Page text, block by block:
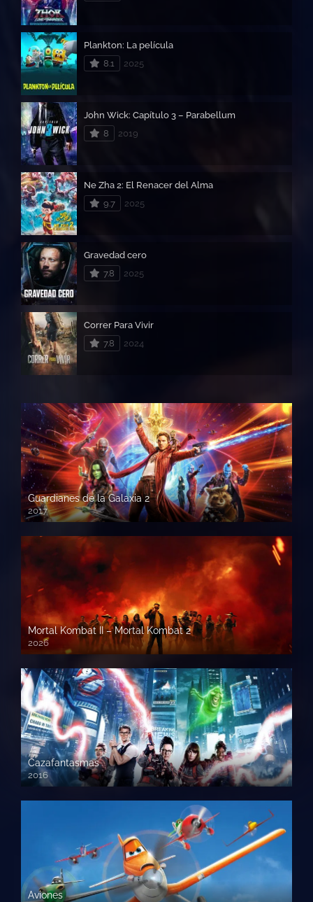
Plankton: La película
8.1
2025
John Wick: Capítulo 3 – Parabellum
8
2019
Ne Zha 2: El Renacer del Alma
9.7
2025
Gravedad cero
7.8
2025
Correr Para Vivir
7.8
2024
Guardianes de la Galaxia 2
2017
720p HD
Mortal Kombat II – Mortal Kombat 2
2026
1080p HD
Cazafantasmas
2016
720p HD
Aviones